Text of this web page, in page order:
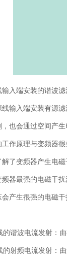
入端安装的谐波
输入端安装有源
也会通过空间产
作原理与变频器
了变频器产生电
器最强的电磁干
会产生很强的电磁
的谐波电流发射：
的射频电流发射：